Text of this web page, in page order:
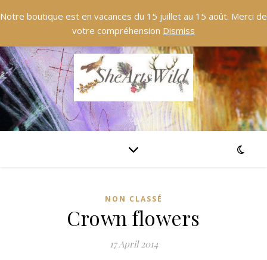
Notre boutique est en vacances du 15 juillet au 15 août. Merci de
votre compréhension Dismiss
NON CLASSÉ
Crown flowers
17 April 2014